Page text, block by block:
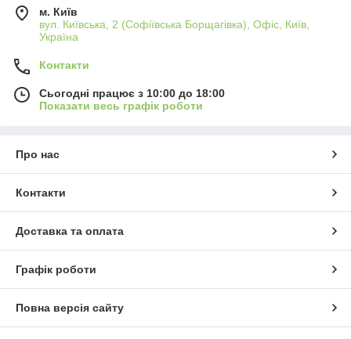
м. Київ
вул. Київська, 2 (Софіївська Борщагівка), Офіс, Київ,
Україна
Контакти
Сьогодні працює з 10:00 до 18:00
Показати весь графік роботи
Про нас
Контакти
Доставка та оплата
Графік роботи
Повна версія сайту